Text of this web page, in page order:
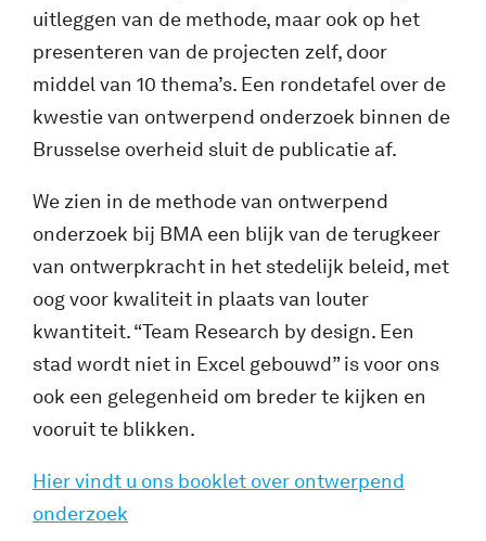
uitleggen van de methode, maar ook op het
presenteren van de projecten zelf, door
middel van 10 thema’s. Een rondetafel over de
kwestie van ontwerpend onderzoek binnen de
Brusselse overheid sluit de publicatie af.
We zien in de methode van ontwerpend
onderzoek bij BMA een blijk van de terugkeer
van ontwerpkracht in het stedelijk beleid, met
oog voor kwaliteit in plaats van louter
kwantiteit. “Team Research by design. Een
stad wordt niet in Excel gebouwd” is voor ons
ook een gelegenheid om breder te kijken en
vooruit te blikken.
Hier vindt u ons booklet over ontwerpend
onderzoek